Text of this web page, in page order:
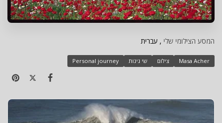
המסע הצילומי שלי , עברית
Masa Acher צילום שי גינות Personal journey